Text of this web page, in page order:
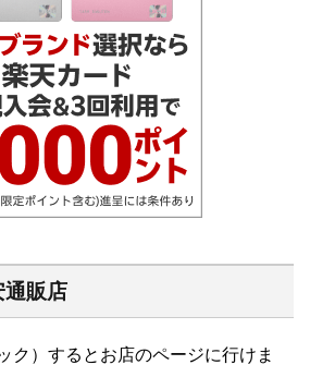
通販店
ク）するとお店のページに行けま